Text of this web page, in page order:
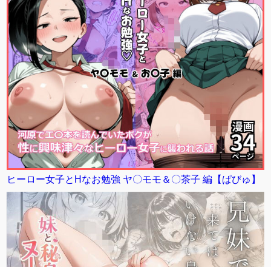
ヒーロー女子とHなお勉強 ヤ〇モモ＆〇茶子 編【ぱびゅ】